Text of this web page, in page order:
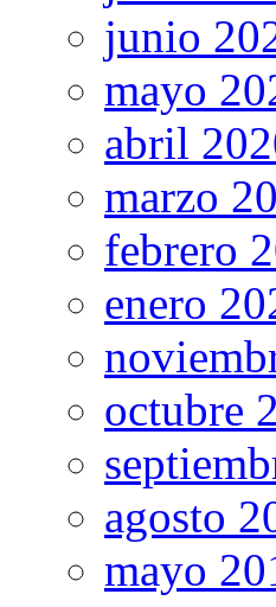
junio
mayo
abril
marzo
febrero
enero
octubre
agosto
mayo